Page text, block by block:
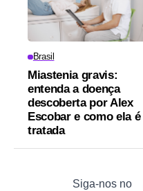
Brasil
Miastenia gravis:
entenda a doença
descoberta por Alex
Escobar e como ela é
tratada
Siga-nos no